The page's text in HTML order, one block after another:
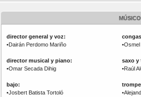
director general y voz:
•Dairán Perdomo Mariño
director musical y piano:
saxo y
•Omar Secada Dihig
•Raúl
bajo:
•Josbert Batista Tortoló